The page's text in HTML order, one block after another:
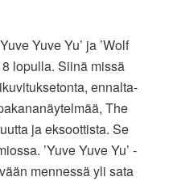
Yuve Yu’ ja ’Wolf
lopulla. Siinä missä
ennalta-
The
ja eksoottista. Se
’Yuve Yuve Yu’ -
mennessä yli sata